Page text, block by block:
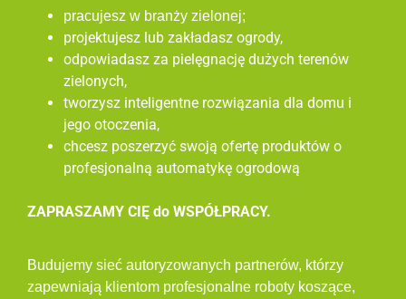
pracujesz w branży zielonej;
projektujesz lub zakładasz ogrody,
odpowiadasz za pielęgnację dużych terenów
zielonych,
tworzysz inteligentne rozwiązania dla domu i
jego otoczenia,
chcesz poszerzyć swoją ofertę produktów o
profesjonalną automatykę ogrodową
ZAPRASZAMY CIĘ do WSPÓŁPRACY.
Budujemy sieć autoryzowanych partnerów, którzy
zapewniają klientom profesjonalne roboty koszące,